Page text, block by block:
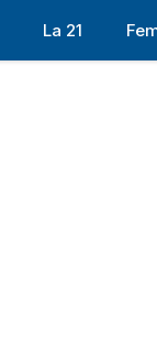
La 21